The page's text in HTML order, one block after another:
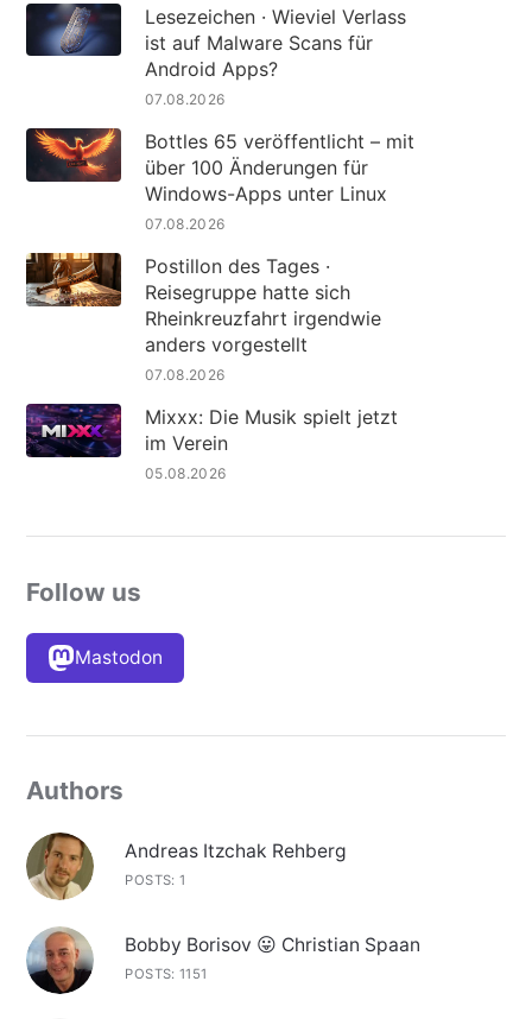
Lesezeichen · Wieviel Verlass
ist auf Malware Scans für
Android Apps?
07.08.2026
Bottles 65 veröffentlicht – mit
über 100 Änderungen für
Windows-Apps unter Linux
07.08.2026
Postillon des Tages ·
Reisegruppe hatte sich
Rheinkreuzfahrt irgendwie
anders vorgestellt
07.08.2026
Mixxx: Die Musik spielt jetzt
im Verein
05.08.2026
Follow us
Mastodon
Authors
Andreas Itzchak Rehberg
POSTS: 1
Bobby Borisov 😛 Christian Spaan
POSTS: 1151